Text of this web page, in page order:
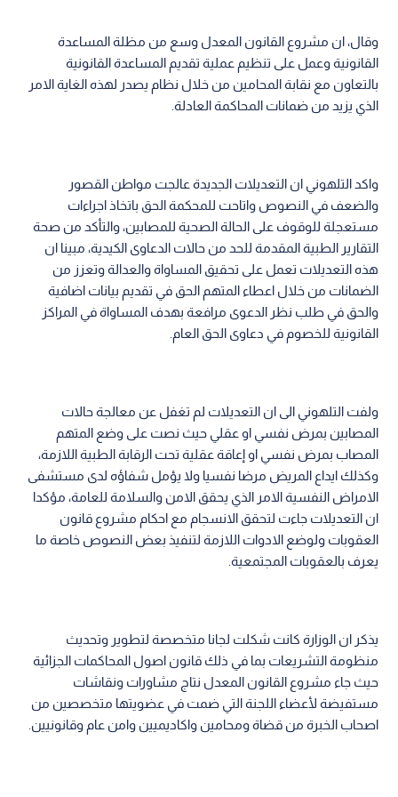
وقال، ان مشروع القانون المعدل وسع من مظلة المساعدة
القانونية وعمل على تنظيم عملية تقديم المساعدة القانونية
بالتعاون مع نقابة المحامين من خلال نظام يصدر لهذه الغاية الامر
الذي يزيد من ضمانات المحاكمة العادلة.
واكد التلهوني ان التعديلات الجديدة عالجت مواطن القصور
والضعف في النصوص واتاحت للمحكمة الحق باتخاذ اجراءات
مستعجلة للوقوف على الحالة الصحية للمصابين، والتأكد من صحة
التقارير الطبية المقدمة للحد من حالات الدعاوى الكيدية، مبينا ان
هذه التعديلات تعمل على تحقيق المساواة والعدالة وتعزز من
الضمانات من خلال اعطاء المتهم الحق في تقديم بيانات اضافية
والحق في طلب نظر الدعوى مرافعة بهدف المساواة في المراكز
القانونية للخصوم في دعاوى الحق العام.
ولفت التلهوني الى ان التعديلات لم تغفل عن معالجة حالات
المصابين بمرض نفسي او عقلي حيث نصت على وضع المتهم
المصاب بمرض نفسي او إعاقة عقلية تحت الرقابة الطبية اللازمة،
وكذلك ايداع المريض مرضا نفسيا ولا يؤمل شفاؤه لدى مستشفى
الامراض النفسية الامر الذي يحقق الامن والسلامة للعامة، مؤكدا
ان التعديلات جاءت لتحقق الانسجام مع احكام مشروع قانون
العقوبات ولوضع الادوات اللازمة لتنفيذ بعض النصوص خاصة ما
يعرف بالعقوبات المجتمعية.
يذكر ان الوزارة كانت شكلت لجانا متخصصة لتطوير وتحديث
منظومة التشريعات بما في ذلك قانون اصول المحاكمات الجزائية
حيث جاء مشروع القانون المعدل نتاج مشاورات ونقاشات
مستفيضة لأعضاء اللجنة التي ضمت في عضويتها متخصصين من
اصحاب الخبرة من قضاة ومحامين واكاديميين وامن عام وقانونيين.